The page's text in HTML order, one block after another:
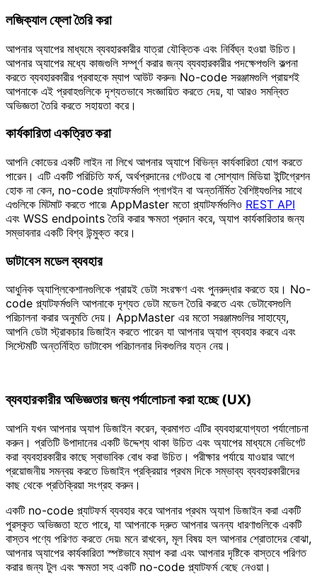
লজিক্যাল ফ্লো তৈরি করা
আপনার অ্যাপের মাধ্যমে ব্যবহারকারীর যাত্রা যৌক্তিক এবং নির্বিঘ্ন হওয়া উচিত।
আপনার অ্যাপের মধ্যে কাজগুলি সম্পূর্ণ করার জন্য ব্যবহারকারীর পদক্ষেপগুলি কল্পনা
করতে ব্যবহারকারীর প্রবাহকে ম্যাপ আউট করুন৷ No-code সরঞ্জামগুলি প্রায়শই
আপনাকে এই প্রবাহগুলিকে দৃশ্যতভাবে সংজ্ঞায়িত করতে দেয়, যা আরও সমন্বিত
অভিজ্ঞতা তৈরি করতে সহায়তা করে।
কার্যকারিতা একত্রিত করা
আপনি কোডের একটি লাইন না লিখে আপনার অ্যাপে বিভিন্ন কার্যকারিতা যোগ করতে
পারেন। এটি একটি পরিচিতি ফর্ম, অর্থপ্রদানের গেটওয়ে বা সোশ্যাল মিডিয়া ইন্টিগ্রেশন
হোক না কেন, no-code প্ল্যাটফর্মগুলি প্লাগইন বা অন্তর্নির্মিত বৈশিষ্ট্যগুলির সাথে
এগুলিকে মিটমাট করতে পারে৷ AppMaster মতো প্ল্যাটফর্মগুলিও REST API
এবং WSS endpoints তৈরি করার ক্ষমতা প্রদান করে, অ্যাপ কার্যকারিতার জন্য
সম্ভাবনার একটি বিশ্ব উন্মুক্ত করে।
ডাটাবেস মডেল ব্যবহার
আধুনিক অ্যাপ্লিকেশানগুলিকে প্রায়ই ডেটা সংরক্ষণ এবং পুনরুদ্ধার করতে হয়। No-
code প্ল্যাটফর্মগুলি আপনাকে দৃশ্যত ডেটা মডেল তৈরি করতে এবং ডেটাবেসগুলি
পরিচালনা করার অনুমতি দেয়। AppMaster এর মতো সরঞ্জামগুলির সাহায্যে,
আপনি ডেটা স্ট্রাকচার ডিজাইন করতে পারেন যা আপনার অ্যাপ ব্যবহার করবে এবং
সিস্টেমটি অন্তর্নিহিত ডাটাবেস পরিচালনার দিকগুলির যত্ন নেয়।
ব্যবহারকারীর অভিজ্ঞতার জন্য পর্যালোচনা করা হচ্ছে (UX)
আপনি যখন আপনার অ্যাপ ডিজাইন করেন, ক্রমাগত এটির ব্যবহারযোগ্যতা পর্যালোচনা
করুন। প্রতিটি উপাদানের একটি উদ্দেশ্য থাকা উচিত এবং অ্যাপের মাধ্যমে নেভিগেট
করা ব্যবহারকারীর কাছে স্বাভাবিক বোধ করা উচিত। পরীক্ষার পর্যায়ে যাওয়ার আগে
প্রয়োজনীয় সমন্বয় করতে ডিজাইন প্রক্রিয়ার প্রথম দিকে সম্ভাব্য ব্যবহারকারীদের
কাছ থেকে প্রতিক্রিয়া সংগ্রহ করুন।
একটি no-code প্ল্যাটফর্ম ব্যবহার করে আপনার প্রথম অ্যাপ ডিজাইন করা একটি
পুরস্কৃত অভিজ্ঞতা হতে পারে, যা আপনাকে দ্রুত আপনার অনন্য ধারণাগুলিকে একটি
বাস্তব পণ্যে পরিণত করতে দেয়৷ মনে রাখবেন, মূল বিষয় হল আপনার শ্রোতাদের বোঝা,
আপনার অ্যাপের কার্যকারিতা স্পষ্টভাবে ম্যাপ করা এবং আপনার দৃষ্টিকে বাস্তবে পরিণত
করার জন্য টুল এবং ক্ষমতা সহ একটি no-code প্ল্যাটফর্ম বেছে নেওয়া।